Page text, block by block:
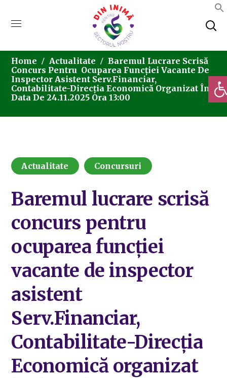
Home Actualitate
Baremul Lucrare Scrisă
Concurs Pentru Ocuparea Funcției Vacante De
Inspector Asistent Serv.Financiar,
Contabilitate-Direcția Economică Organizat În
Data De 24.11.2025 Ora 13:00
Actualitate Concursuri
Baremul lucrare scrisă
concurs pentru
ocuparea funcției
vacante de inspector
asistent
Serv.Financiar,
Contabilitate-Direcția
Economică organizat